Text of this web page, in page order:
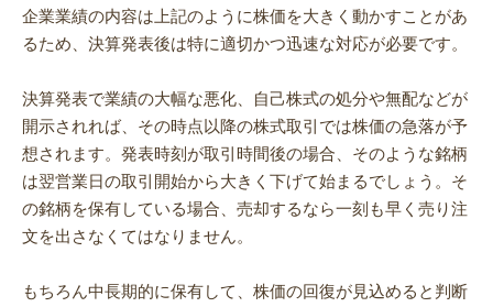
企業業績の内容は上記のように株価を大きく動かすことがあ
るため、決算発表後は特に適切かつ迅速な対応が必要です。
決算発表で業績の大幅な悪化、自己株式の処分や無配などが
開示されれば、その時点以降の株式取引では株価の急落が予
想されます。発表時刻が取引時間後の場合、そのような銘柄
は翌営業日の取引開始から大きく下げて始まるでしょう。そ
の銘柄を保有している場合、売却するなら一刻も早く売り注
文を出さなくてはなりません。
もちろん中長期的に保有して、株価の回復が見込めると判断